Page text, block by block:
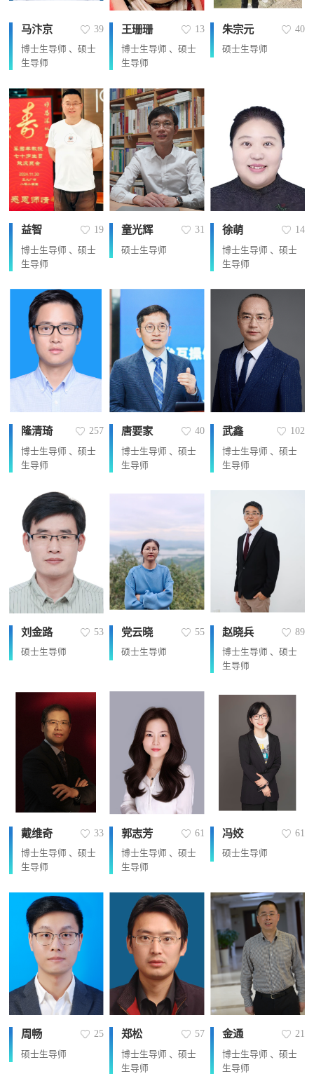
马汴京 39
博士生导师 、硕士
生导师
王珊珊 13
博士生导师 、硕士
生导师
朱宗元 40
硕士生导师
益智 19
博士生导师 、硕士
生导师
童光辉 31
硕士生导师
徐萌 14
博士生导师 、硕士
生导师
隆清琦 257
博士生导师 、硕士
生导师
唐要家 40
博士生导师 、硕士
生导师
武鑫 102
博士生导师 、硕士
生导师
刘金路 53
硕士生导师
党云晓 55
硕士生导师
赵晓兵 89
博士生导师 、硕士
生导师
戴维奇 33
博士生导师 、硕士
生导师
郭志芳 61
博士生导师 、硕士
生导师
冯姣 61
硕士生导师
周畅 25
硕士生导师
郑松 57
博士生导师 、硕士
生导师
金通 21
博士生导师 、硕士
生导师